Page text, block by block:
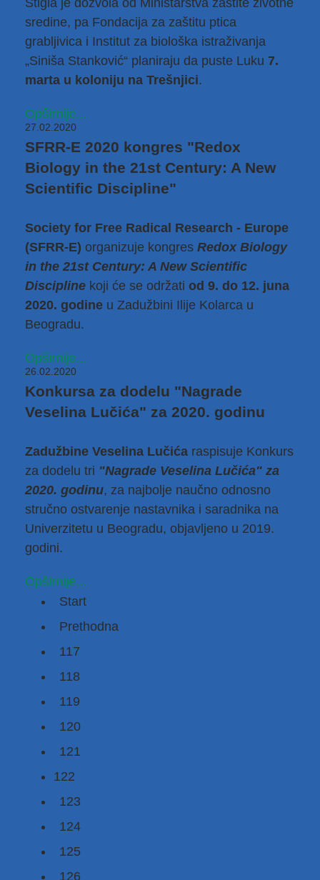
Stigla je dozvola od Ministarstva zaštite životne
sredine, pa Fondacija za zaštitu ptica
grabljivica i Institut za biološka istraživanja
„Siniša Stanković“ planiraju da puste Luku 7.
marta u koloniju na Trešnjici.
Opširnije...
27.02.2020
SFRR-E 2020 kongres "Redox
Biology in the 21st Century: A New
Scientific Discipline"
Society for Free Radical Research - Europe
(SFRR-E) organizuje kongres Redox Biology
in the 21st Century: A New Scientific
Discipline koji će se održati od 9. do 12. juna
2020. godine u Zadužbini Ilije Kolarca u
Beogradu.
Opširnije...
26.02.2020
Konkursa za dodelu "Nagrade
Veselina Lučića" za 2020. godinu
Zadužbine Veselina Lučića raspisuje Konkurs
za dodelu tri "Nagrade Veselina Lučića" za
2020. godinu, za najbolje naučno odnosno
stručno ostvarenje nastavnika i saradnika na
Univerzitetu u Beogradu, objavljeno u 2019.
godini.
Opširnije...
Start
Prethodna
117
118
119
120
121
122
123
124
125
126